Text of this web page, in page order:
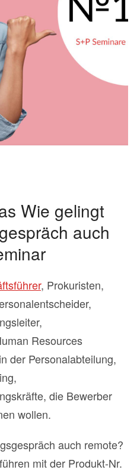
Wie gelingt
auch
, Prokuristen,
Resources
der Personalabteilung,
die Bewerber
wollen.
auch remote?
mit der Produkt-Nr.